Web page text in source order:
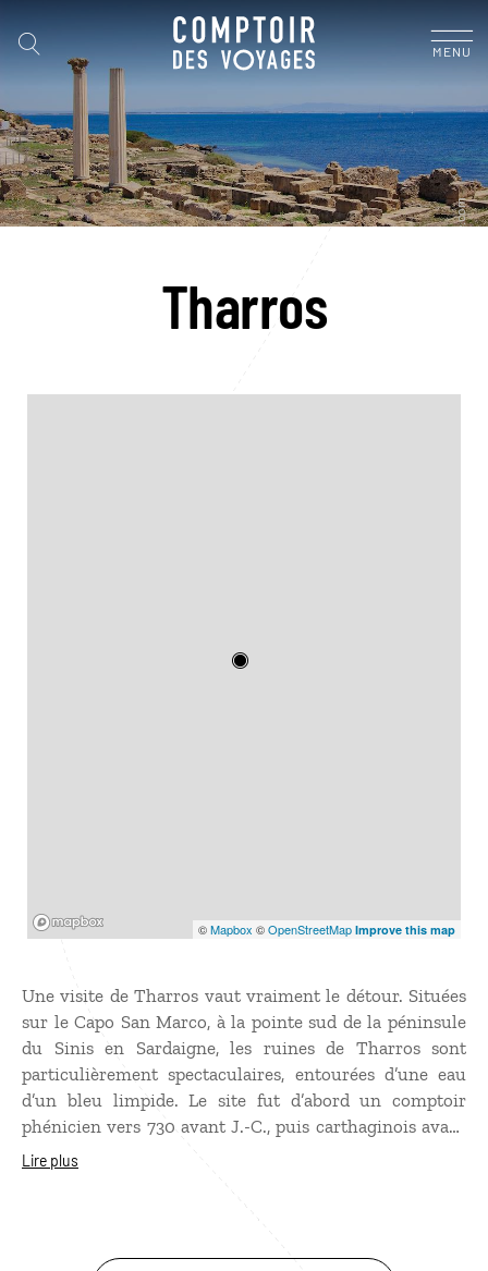
MENU
Tharros
©Mapbox ©OpenStreetMap Improve this map
Une visite de Tharros vaut vraiment le détour. Situées
sur le Capo San Marco, à la pointe sud de la péninsule
du Sinis en Sardaigne, les ruines de Tharros sont
particulièrement spectaculaires, entourées d’une eau
d’un bleu limpide. Le site fut d’abord un comptoir
phénicien vers 730 avant J.-C., puis carthaginois avant
d’être pris par les Romains. Sous l’empire chrétien,
grande beauté dans la lumière du matin ou au coucher
Lire plus